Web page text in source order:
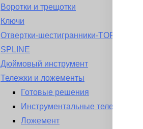
Воротки и трещотки
Ключи
Отвертки-шестигранники-TORX-
SPLINE
Дюймовый инструмент
Тележки и ложементы
Готовые решения
Инструментальные тележки
Ложемент